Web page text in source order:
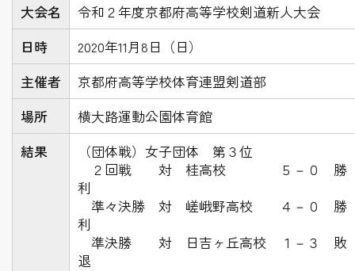
大会名
令和２年度京都府高等学校剣道新人大会
日時
2020年11月8日（日）
主催者
京都府高等学校体育連盟剣道部
場所
横大路運動公園体育館
結果
（団体戦）女子団体 第３位
２回戦 対 桂高校 ５－０ 勝
利
準々決勝 対 嵯峨野高校 ４－０ 勝
利
準決勝 対 日吉ヶ丘高校 １－３ 敗
退